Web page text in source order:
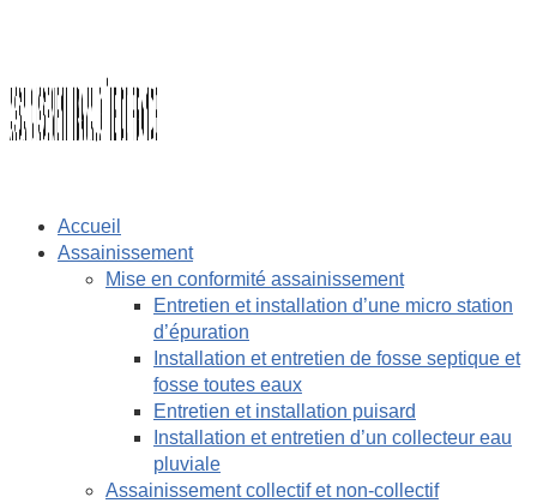
Accueil
Assainissement
Mise en conformité assainissement
Entretien et installation d’une micro station
d’épuration
Installation et entretien de fosse septique et
fosse toutes eaux
Entretien et installation puisard
Installation et entretien d’un collecteur eau
pluviale
Assainissement collectif et non-collectif